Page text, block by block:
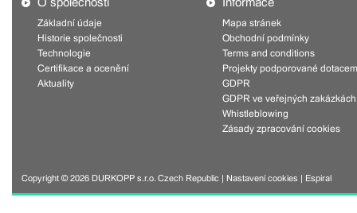
Základní údaje
Historie společnosti
Technologie
Certifikace a ocenění
Aktuality
Mapa stránek
Obchodní podmínky
Terms and conditions
Projekty podporované
GDPR
GDPR ve veřejných zakázkách
Whistleblowing
Zásady zpracování cookies
Copyright © 2026 DURKOPP s.r.o. Czech Republic | Nastavení cookies | Espiral